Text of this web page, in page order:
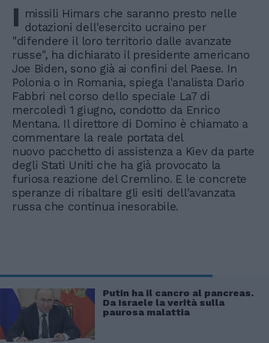
I missili Himars che saranno presto nelle
dotazioni dell'esercito ucraino per
"difendere il loro territorio dalle avanzate
russe", ha dichiarato il presidente americano
Joe Biden, sono già ai confini del Paese. In
Polonia o in Romania, spiega l'analista Dario
Fabbri nel corso dello speciale La7 di
mercoledì 1 giugno, condotto da Enrico
Mentana. Il direttore di Domino è chiamato a
commentare la reale portata del
nuovo pacchetto di assistenza a Kiev da parte
degli Stati Uniti che ha già provocato la
furiosa reazione del Cremlino. E le concrete
speranze di ribaltare gli esiti dell'avanzata
russa che continua inesorabile.
Putin ha il cancro al pancreas.
Da Israele la verità sulla
paurosa malattia